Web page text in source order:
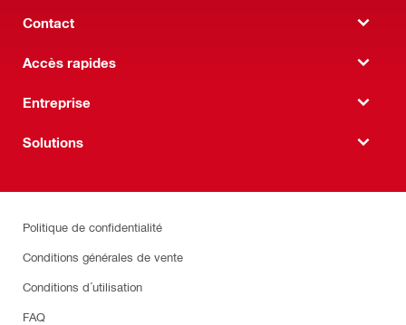
Contact
Accès rapides
Entreprise
Solutions
Politique de confidentialité
Conditions générales de vente
Conditions d´utilisation
FAQ